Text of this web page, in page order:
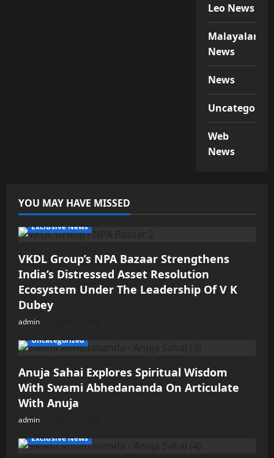
Leo News
Malayalam
News
News
Web
News
YOU MAY HAVE MISSED
Exclusive News
VKDL Group’s NPA Bazaar Strengthens
India’s Distressed Asset Resolution
Ecosystem Under The Leadership Of V K
Dubey
admin
Uncategorized
Anuja Sahai Explores Spiritual Wisdom
With Swami Abhedananda On Articulate
With Anuja
admin
Exclusive News